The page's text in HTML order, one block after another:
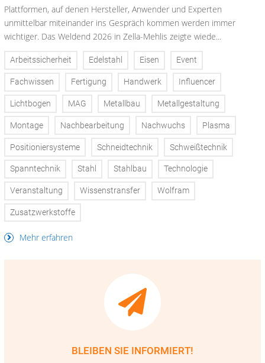
Plattformen, auf denen Hersteller, Anwender und Experten
unmittelbar miteinander ins Gespräch kommen werden immer
wichtiger. Das Weldend 2026 in Zella-Mehlis zeigte wiede...
Arbeitssicherheit Edelstahl Eisen Event
Fachwissen Fertigung Handwerk Influencer
Lichtbogen MAG Metallbau Metallgestaltung
Montage Nachbearbeitung Nachwuchs Plasma
Positioniersysteme Schneidtechnik Schweißtechnik
Spanntechnik Stahl Stahlbau Technologie
Veranstaltung Wissenstransfer Wolfram
Zusatzwerkstoffe
Mehr erfahren
BLEIBEN SIE INFORMIERT!